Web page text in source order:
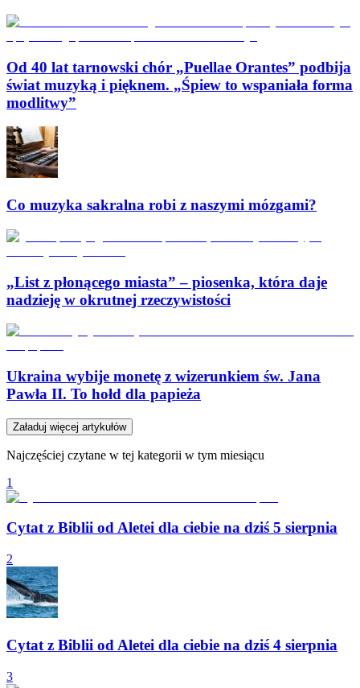
Od 40 lat tarnowski chór „Puellae Orantes” podbija
świat muzyką i pięknem. „Śpiew to wspaniała forma
modlitwy”
Co muzyka sakralna robi z naszymi mózgami?
„List z płonącego miasta” – piosenka, która daje
nadzieję w okrutnej rzeczywistości
Ukraina wybije monetę z wizerunkiem św. Jana
Pawła II. To hołd dla papieża
Załaduj więcej artykułów
Najczęściej czytane w tej kategorii w tym miesiącu
1
Cytat z Biblii od Aletei dla ciebie na dziś 5 sierpnia
2
Cytat z Biblii od Aletei dla ciebie na dziś 4 sierpnia
3